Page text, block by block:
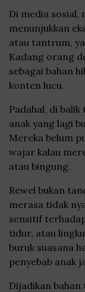
Di media sosial,
menunjukkan
atau tantrum,
Kadang orang
sebagai bahan
konten lucu.
Padahal, di
anak yang lagi
Mereka belum
wajar kalau
atau bingung.
Rewel bukan
merasa tidak
sensitif
tidur, atau
buruk suasana
penyebab anak
Dijadikan